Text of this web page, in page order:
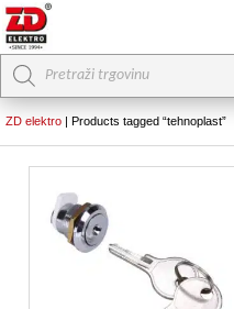
Products
search
ZD elektro | Products tagged “tehnoplast”